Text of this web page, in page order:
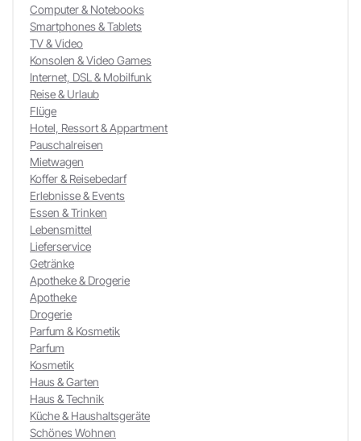
Computer & Notebooks
Smartphones & Tablets
TV & Video
Konsolen & Video Games
Internet, DSL & Mobilfunk
Reise & Urlaub
Flüge
Hotel, Ressort & Appartment
Pauschalreisen
Mietwagen
Koffer & Reisebedarf
Erlebnisse & Events
Essen & Trinken
Lebensmittel
Lieferservice
Getränke
Apotheke & Drogerie
Apotheke
Drogerie
Parfum & Kosmetik
Parfum
Kosmetik
Haus & Garten
Haus & Technik
Küche & Haushaltsgeräte
Schönes Wohnen